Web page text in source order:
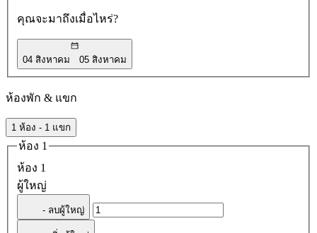
คุณจะมาถึงเมื่อไหร่?
04 สิงหาคม 05 สิงหาคม
ห้องพัก & แขก
1 ห้อง - 1 แขก
ห้อง 1
ห้อง 1
ผู้ใหญ่
- ลบผู้ใหญ่